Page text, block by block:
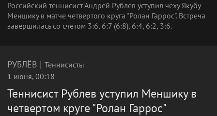
Российский теннисист Андрей Рублев уступил чеху Якубу
Меншику в матче четвертого круга "Ролан Гаррос". Встреча
завершилась со счетом 3:6, 6:7 (6:8), 6:4, 6:2, 3:6.
РУБЛЁВ | Теннисисты
1 июня, 00:18
Теннисист Рублев уступил Меншику в
четвертом круге "Ролан Гаррос"